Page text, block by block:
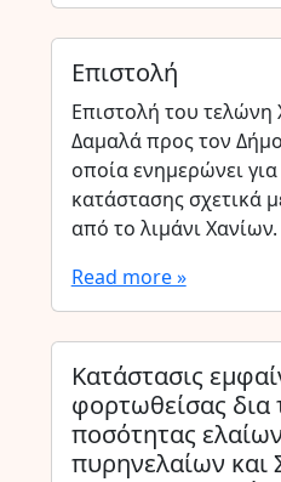
Επιστολή
Επιστολή του τελώνη
Δαμαλά προς τον
οποία ενημερώνει
κατάστασης σχετικά
από το λιμάνι Χανίων.
Read more »
Κατάστασις
φορτωθείσας δια
ποσότητας
πυρηνελαίων